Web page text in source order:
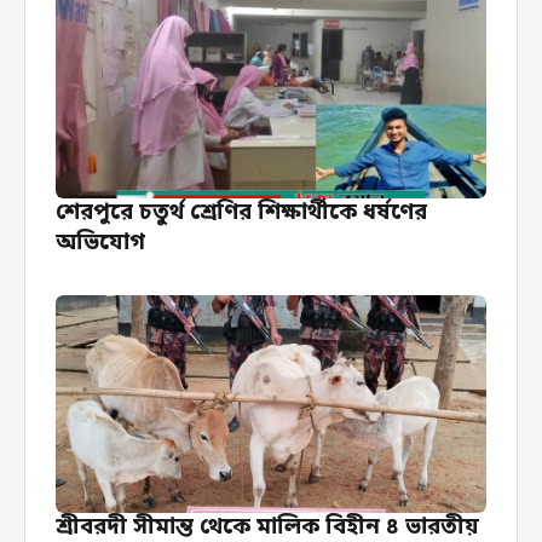
শেরপুরে চতুর্থ শ্রেণির শিক্ষার্থীকে ধর্ষণের
অভিযোগ
শ্রীবরদী সীমান্ত থেকে মালিক বিহীন ৪ ভারতীয়